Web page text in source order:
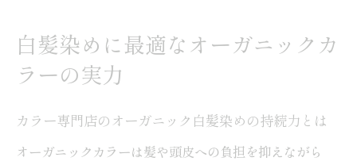
白髪染めに最適なオーガニックカ
ラーの実力
カラー専門店のオーガニック白髪染めの持続力とは
オーガニックカラーは髪や頭皮への負担を抑えながら